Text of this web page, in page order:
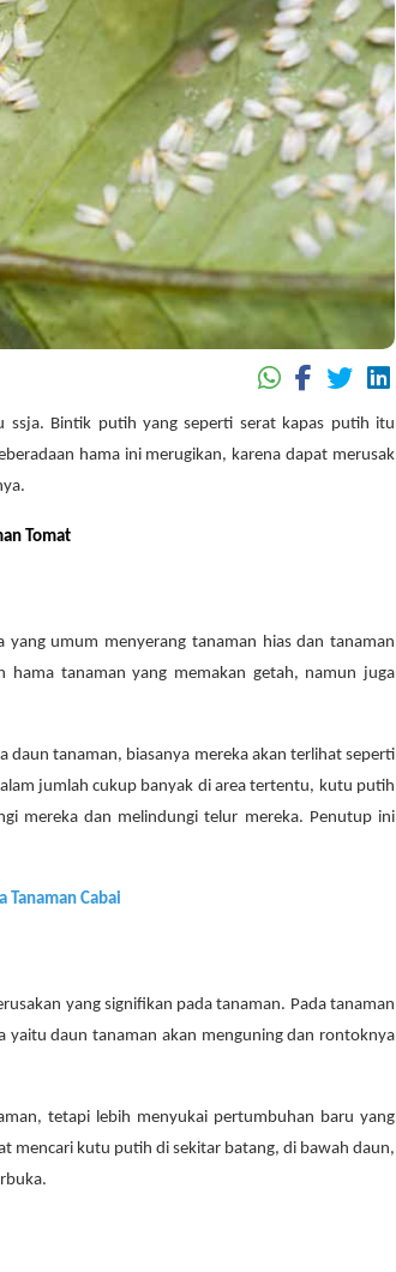
ssja. Bintik putih yang seperti serat kapas putih itu
hama ini merugikan, karena dapat merusak
Tomat
yang umum menyerang tanaman hias dan tanaman
tanaman yang memakan getah, namun juga
daun tanaman, biasanya mereka akan terlihat seperti
jumlah cukup banyak di area tertentu, kutu putih
mereka dan melindungi telur mereka. Penutup ini
Tanaman Cabai
yang signifikan pada tanaman. Pada tanaman
yaitu daun tanaman akan menguning dan rontoknya
tetapi lebih menyukai pertumbuhan baru yang
mencari kutu putih di sekitar batang, di bawah daun,